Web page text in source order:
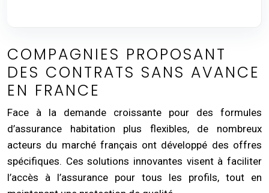
COMPAGNIES PROPOSANT
DES CONTRATS SANS AVANCE
EN FRANCE
Face à la demande croissante pour des formules
d’assurance habitation plus flexibles, de nombreux
acteurs du marché français ont développé des offres
spécifiques. Ces solutions innovantes visent à faciliter
l’accès à l’assurance pour tous les profils, tout en